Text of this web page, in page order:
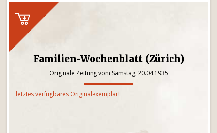
Familien-Wochenblatt (Zürich)
Originale Zeitung vom Samstag, 20.04.1935
letztes verfügbares Originalexemplar!